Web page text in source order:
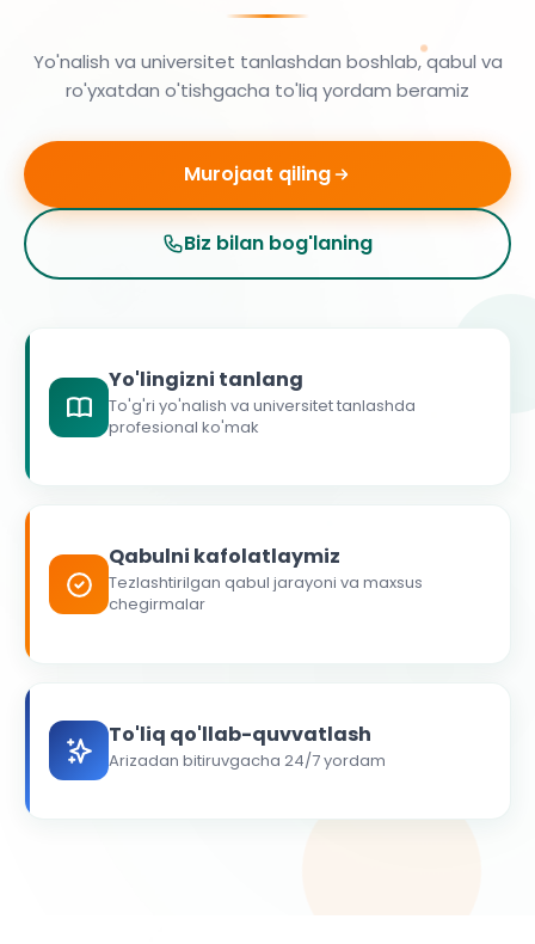
Yo'nalish va universitet tanlashdan boshlab, qabul va
ro'yxatdan o'tishgacha to'liq yordam beramiz
Murojaat qiling
Biz bilan bog'laning
Yo'lingizni tanlang
To'g'ri yo'nalish va universitet tanlashda
profesional ko'mak
Qabulni kafolatlaymiz
Tezlashtirilgan qabul jarayoni va maxsus
chegirmalar
To'liq qo'llab-quvvatlash
Arizadan bitiruvgacha 24/7 yordam